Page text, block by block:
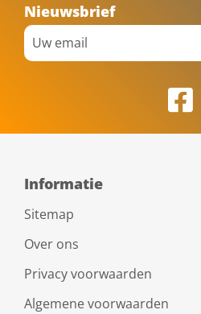
Nieuwsbrief
Informatie
Sitemap
Over ons
Privacy voorwaarden
Algemene voorwaarden